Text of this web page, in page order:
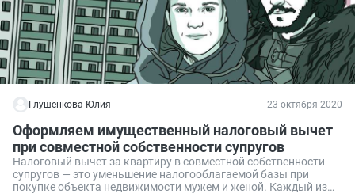
Глушенкова Юлия 23 октября 2020
Оформляем имущественный налоговый вычет
при совместной собственности супругов
Налоговый вычет за квартиру в совместной собственности
супругов — это уменьшение налогооблагаемой базы при
покупке объекта недвижимости мужем и женой. Каждый из